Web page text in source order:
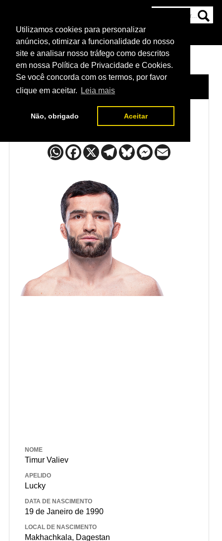
Utilizamos cookies para personalizar
anúncios, otimizar a funcionalidade do nosso
site e analisar nosso tráfego como descritos
em nossa Política de Privacidade e Cookies.
Se você concorda com os termos, por favor
clique em aceitar.
Leia mais
Não, obrigado Aceitar
NOTÍCIAS
HOME LUTADORES /
Timur Valiev
NOME
Timur Valiev
APELIDO
Lucky
DATA DE NASCIMENTO
19 de Janeiro de 1990
LOCAL DE NASCIMENTO
Makhachkala, Dagestan